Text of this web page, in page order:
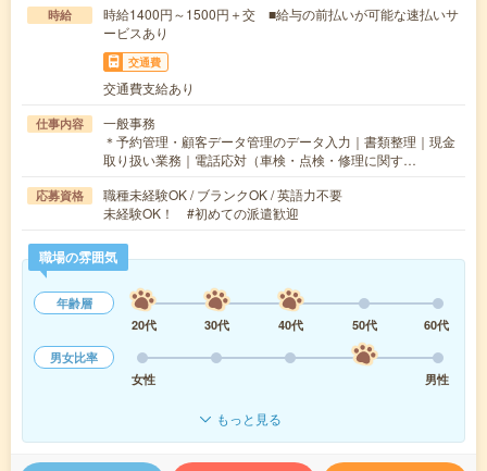
時給
時給1400円～1500円＋交 ■給与の前払いが可能な速払いサ
ービスあり
交通費
交通費支給あり
仕事内容
一般事務
＊予約管理・顧客データ管理のデータ入力｜書類整理｜現金
取り扱い業務｜電話応対（車検・点検・修理に関す…
応募資格
職種未経験OK / ブランクOK / 英語力不要
未経験OK！ #初めての派遣歓迎
職場の雰囲気
年齢層
20代
30代 40代 50代
60代
男女比率
女性
男性
もっと見る